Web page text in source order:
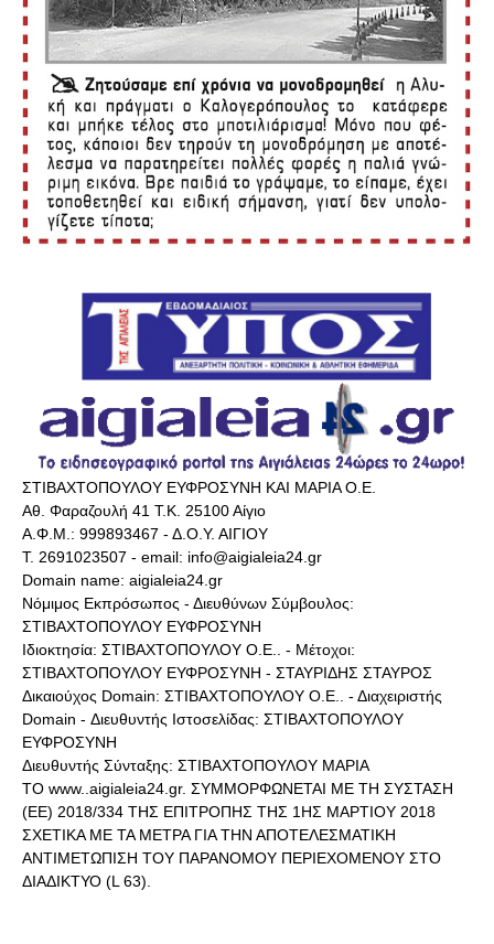
ΣΤΙΒΑΧΤΟΠΟΥΛΟΥ ΕΥΦΡΟΣΥΝΗ ΚΑΙ ΜΑΡΙΑ Ο.Ε.
Αθ. Φαραζουλή 41 Τ.Κ. 25100 Αίγιο
Α.Φ.Μ.: 999893467 - Δ.Ο.Υ. ΑΙΓΙΟΥ
Τ. 2691023507 - email: info@aigialeia24.gr
Domain name: aigialeia24.gr
Νόμιμος Εκπρόσωπος - Διευθύνων Σύμβουλος:
ΣΤΙΒΑΧΤΟΠΟΥΛΟΥ ΕΥΦΡΟΣΥΝΗ
Ιδιοκτησία: ΣΤΙΒΑΧΤΟΠΟΥΛΟΥ Ο.Ε.. - Μέτοχοι:
ΣΤΙΒΑΧΤΟΠΟΥΛΟΥ ΕΥΦΡΟΣΥΝΗ - ΣΤΑΥΡΙΔΗΣ ΣΤΑΥΡΟΣ
Δικαιούχος Domain: ΣΤΙΒΑΧΤΟΠΟΥΛΟΥ Ο.Ε.. - Διαχειριστής
Domain - Διευθυντής Ιστοσελίδας: ΣΤΙΒΑΧΤΟΠΟΥΛΟΥ
ΕΥΦΡΟΣΥΝΗ
Διευθυντής Σύνταξης: ΣΤΙΒΑΧΤΟΠΟΥΛΟΥ ΜΑΡΙΑ
ΤΟ www..aigialeia24.gr. ΣΥΜΜΟΡΦΩΝΕΤΑΙ ΜΕ ΤΗ ΣΥΣΤΑΣΗ
(ΕΕ) 2018/334 ΤΗΣ ΕΠΙΤΡΟΠΗΣ ΤΗΣ 1ΗΣ ΜΑΡΤΙΟΥ 2018
ΣΧΕΤΙΚΑ ΜΕ ΤΑ ΜΕΤΡΑ ΓΙΑ ΤΗΝ ΑΠΟΤΕΛΕΣΜΑΤΙΚΗ
ΑΝΤΙΜΕΤΩΠΙΣΗ ΤΟΥ ΠΑΡΑΝΟΜΟΥ ΠΕΡΙΕΧΟΜΕΝΟΥ ΣΤΟ
ΔΙΑΔΙΚΤΥΟ (L 63).